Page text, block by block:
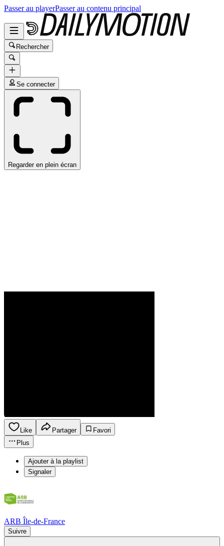
Passer au playerPasser au contenu principal
Rechercher
Se connecter
Regarder en plein écran
Like Partager
Favori
Plus
Ajouter à la playlist
Signaler
ARB Île-de-France
Suivre